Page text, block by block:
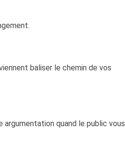
baliser le chemin de vos
quand le public vous